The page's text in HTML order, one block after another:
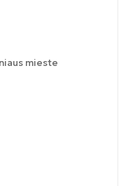
mieste